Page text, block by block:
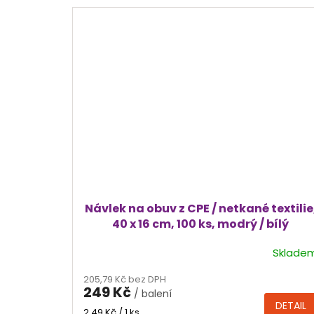
Návlek na obuv z CPE / netkané
40 x 16 cm, 100 ks, modrý / bílý
205,79 Kč bez DPH
249 Kč / balení
DETAIL